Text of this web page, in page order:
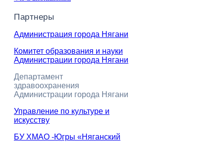
Партнеры
Администрация города Нягани
Комитет образования и науки
Администрации города Нягани
Департамент
здравоохранения
Администрации города Нягани
Управление по культуре и
искусству
БУ ХМАО -Югры «Няганский